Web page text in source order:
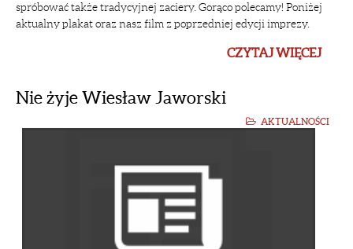
spróbować także tradycyjnej zaciery. Gorąco polecamy! Poniżej
aktualny plakat oraz nasz film z poprzedniej edycji imprezy.
CZYTAJ WIĘCEJ
Nie żyje Wiesław Jaworski
AKTUALNOŚCI